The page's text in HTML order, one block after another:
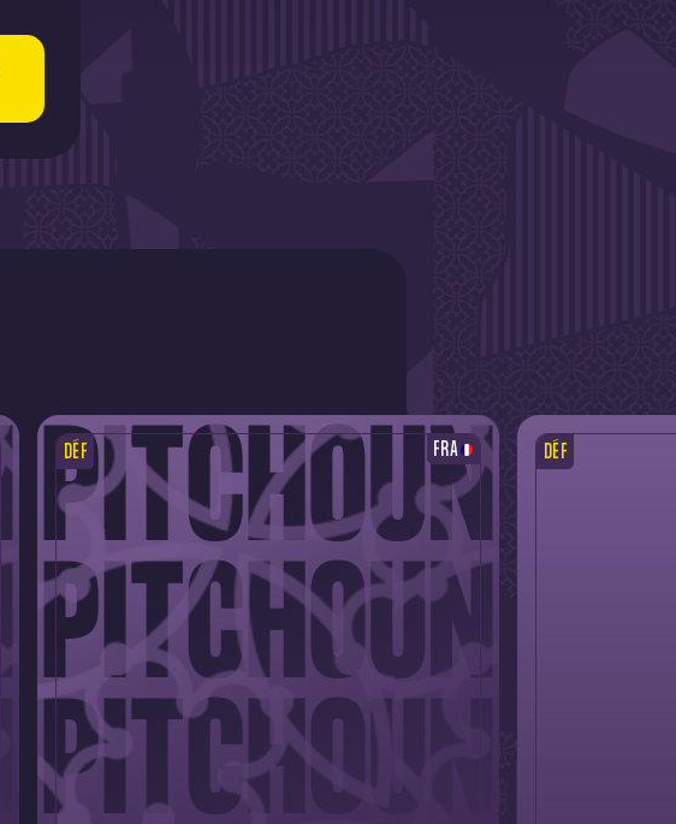
DÉF FRA DÉF